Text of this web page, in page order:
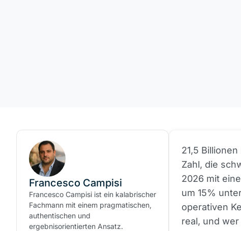
21,5
Zahl, die
2026 mit
um 15%
operativen
real, und
Francesco Campisi
Francesco Campisi ist ein kalabrischer
Fachmann mit einem pragmatischen,
authentischen und
ergebnisorientierten Ansatz.